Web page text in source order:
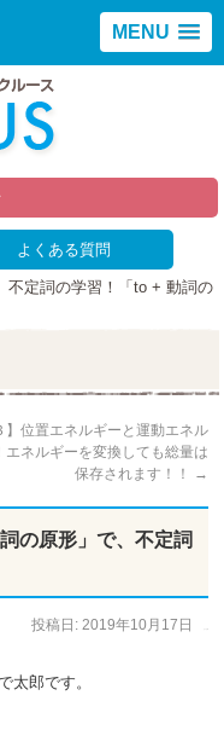
MENU
よくある質問
不定詞の学習！「to + 動詞の
】位置エネルギーと運動エネル
エネルギーを変換しても総量は
保存されます！！
→
の原形」で、不定詞
投稿日: 2019年10月17日
太郎です。